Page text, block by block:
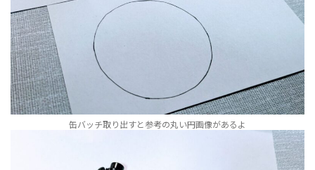
缶バッチ取り出すと参考の丸い円画像があるよ